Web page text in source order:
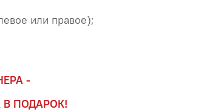
или правое);
-
В ПОДАРОК!